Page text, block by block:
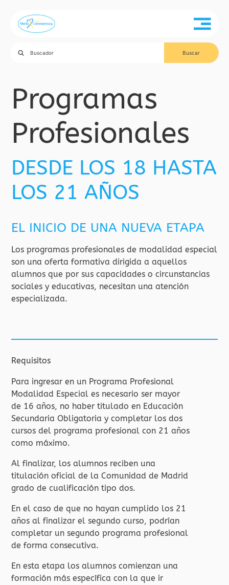
Programas
Profesionales
DESDE LOS 18 HASTA
LOS 21 AÑOS
EL INICIO DE UNA NUEVA ETAPA
Los programas profesionales de modalidad especial
son una oferta formativa dirigida a aquellos
alumnos que por sus capacidades o circunstancias
sociales y educativas, necesitan una atención
especializada.
Requisitos
Para ingresar en un Programa Profesional
Modalidad Especial es necesario ser mayor
de 16 años, no haber titulado en Educación
Secundaria Obligatoria y completar los dos
cursos del programa profesional con 21 años
como máximo.
Al finalizar, los alumnos reciben una
titulación oficial de la Comunidad de Madrid
grado de cualificación tipo dos.
En el caso de que no hayan cumplido los 21
años al finalizar el segundo curso, podrían
completar un segundo programa profesional
de forma consecutiva.
En esta etapa los alumnos comienzan una
formación más específica con la que ir